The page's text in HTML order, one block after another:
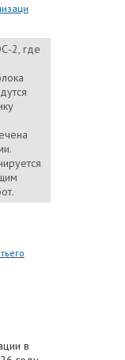
2, где
в